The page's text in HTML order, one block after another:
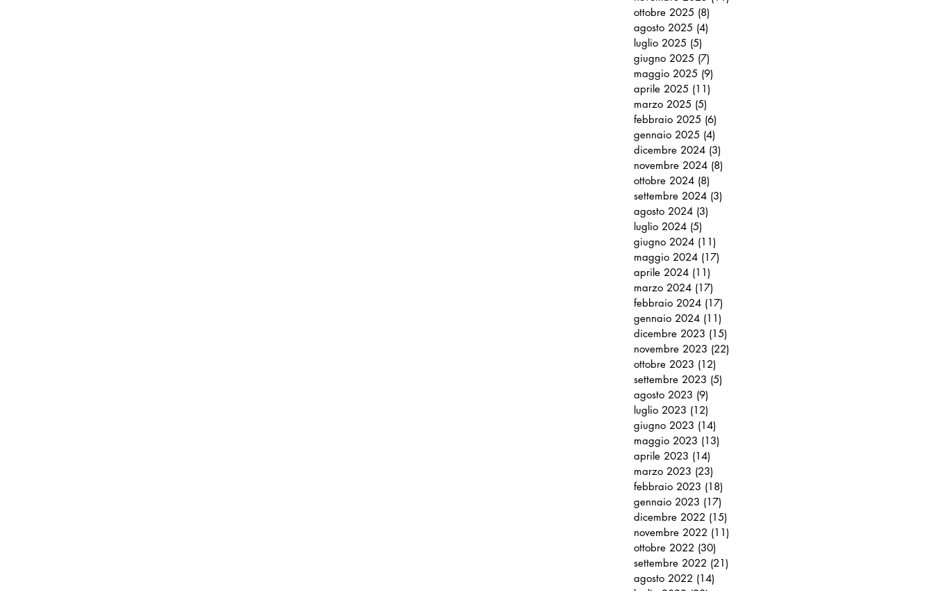
ottobre 2025 (8)
agosto 2025 (4)
luglio 2025 (5)
giugno 2025 (7)
maggio 2025 (9)
aprile 2025 (11)
marzo 2025 (5)
febbraio 2025 (6)
gennaio 2025 (4)
dicembre 2024 (3)
novembre 2024 (8)
ottobre 2024 (8)
settembre 2024 (3)
agosto 2024 (3)
luglio 2024 (5)
giugno 2024 (11)
maggio 2024 (17)
aprile 2024 (11)
marzo 2024 (17)
febbraio 2024 (17)
gennaio 2024 (11)
dicembre 2023 (15)
novembre 2023 (22)
ottobre 2023 (12)
settembre 2023 (5)
agosto 2023 (9)
luglio 2023 (12)
giugno 2023 (14)
maggio 2023 (13)
aprile 2023 (14)
marzo 2023 (23)
febbraio 2023 (18)
gennaio 2023 (17)
dicembre 2022 (15)
novembre 2022 (11)
ottobre 2022 (30)
settembre 2022 (21)
agosto 2022 (14)